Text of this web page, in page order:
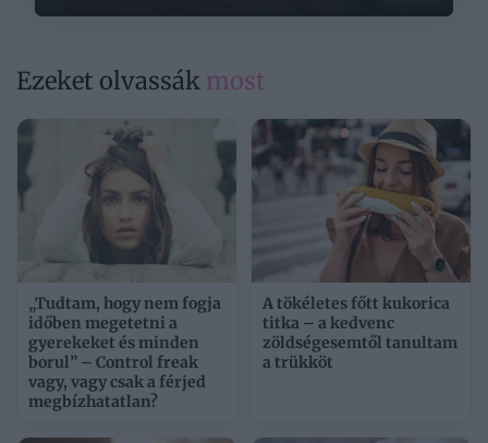
Ezeket olvassák most
„Tudtam, hogy nem fogja
időben megetetni a
gyerekeket és minden
borul” – Control freak
vagy, vagy csak a férjed
megbízhatatlan?
A tökéletes főtt kukorica
titka – a kedvenc
zöldségesemtől tanultam
a trükköt